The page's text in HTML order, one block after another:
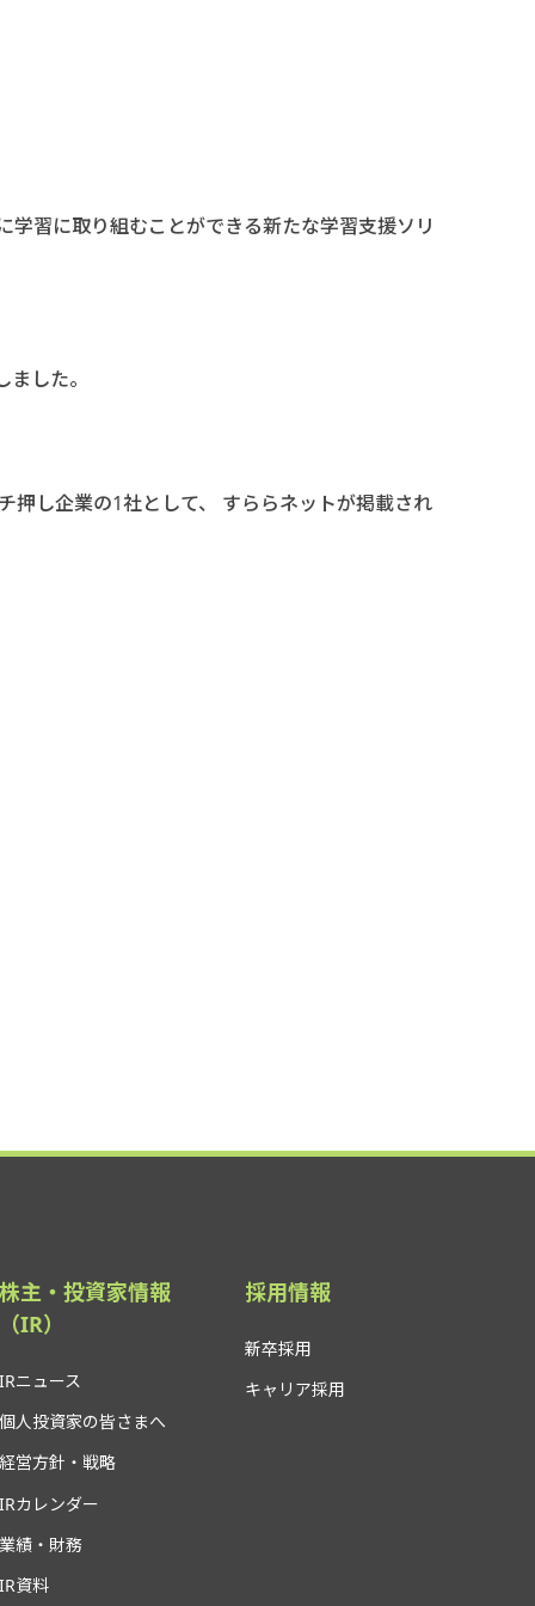
習に取り組むことができる新たな学習支援ソリ
した。
押し企業の1社として、 すららネットが掲載され
株主・投資家情報
（IR）
IRニュース
個人投資家の皆さまへ
経営方針・戦略
IRカレンダー
業績・財務
IR資料
採用情報
新卒採用
キャリア採用